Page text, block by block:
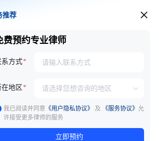
服务推荐
推荐
费预约专业律师
系方式
在地区
我已阅读并同意 《用户隐私协议》 及 《服务协议》 允
许接受更多律师的服务
立即预约